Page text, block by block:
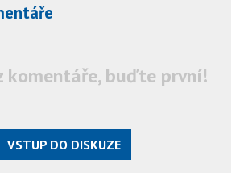
komentáře, buďte první!
VSTUP DO DISKUZE